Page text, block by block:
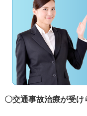
〇交通事故治療が受け